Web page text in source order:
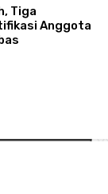
Tiga
Anggota